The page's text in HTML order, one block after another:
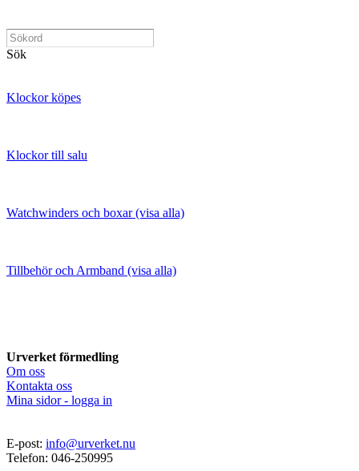
Sök
Klockor köpes
Klockor till salu
Watchwinders och boxar (visa alla)
Tillbehör och Armband (visa alla)
Urverket förmedling
Om oss
Kontakta oss
Mina sidor - logga in
E-post: info@urverket.nu
Telefon: 046-250995